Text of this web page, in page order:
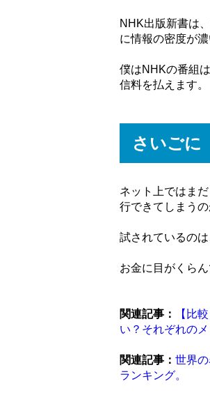
NHK出版新書は
に情報の密度が
僕はNHKの番組
信料を払えます。
さいごに
ネット上ではま
行できてしまうの
試されているのは
お金に目がくら
関連記事：
【比
い？それぞれの
関連記事： 世界
ランキング。